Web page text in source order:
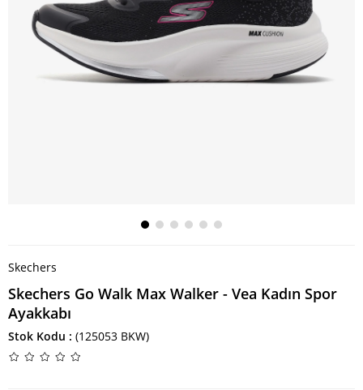
Skechers
Skechers Go Walk Max Walker - Vea Kadın Spor
Ayakkabı
Stok Kodu (125053 BKW)